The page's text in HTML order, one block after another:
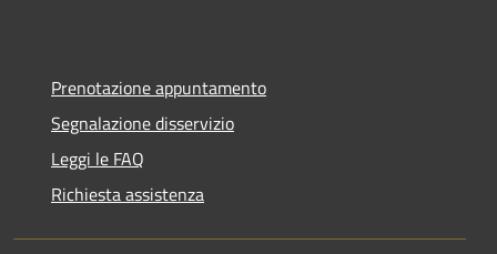
Prenotazione appuntamento
Segnalazione disservizio
Leggi le FAQ
Richiesta assistenza